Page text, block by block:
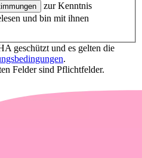
zur Kenntnis
und bin mit ihnen
geschützt und es gelten die
.
Felder sind Pflichtfelder.